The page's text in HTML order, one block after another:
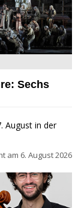
Fondazione
Sechs
August in der
am 6. August 2026